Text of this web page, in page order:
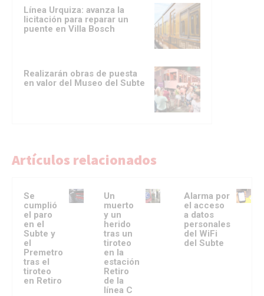
Línea Urquiza: avanza la
licitación para reparar un
puente en Villa Bosch
Realizarán obras de puesta
en valor del Museo del Subte
Artículos relacionados
Se
cumplió
el paro
en el
Subte y
el
Premetro
tras el
tiroteo
en Retiro
Un
muerto
y un
herido
tras un
tiroteo
en la
estación
Retiro
de la
línea C
Alarma por
el acceso
a datos
personales
del WiFi
del Subte